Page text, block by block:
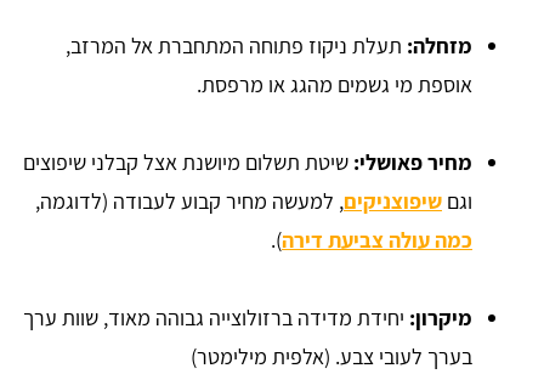
מזחלה: תעלת ניקוז פתוחה המתחברת אל המרזב,
אוספת מי גשמים מהגג או מרפסת.
מחיר פאושלי: שיטת תשלום מיושנת אצל קבלני שיפוצים
וגם שיפוצניקים, למעשה מחיר קבוע לעבודה (לדוגמה,
כמה עולה צביעת דירה).
מיקרון: יחידת מדידה ברזולוצייה גבוהה מאוד, שוות ערך
בערך לעובי צבע. (אלפית מילימטר)